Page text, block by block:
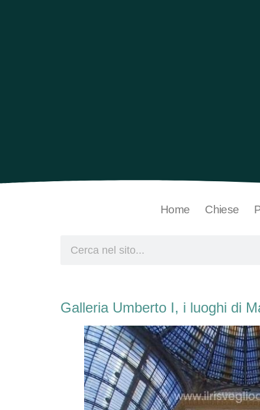
Home Chiese
Galleria Umberto I, i luoghi di